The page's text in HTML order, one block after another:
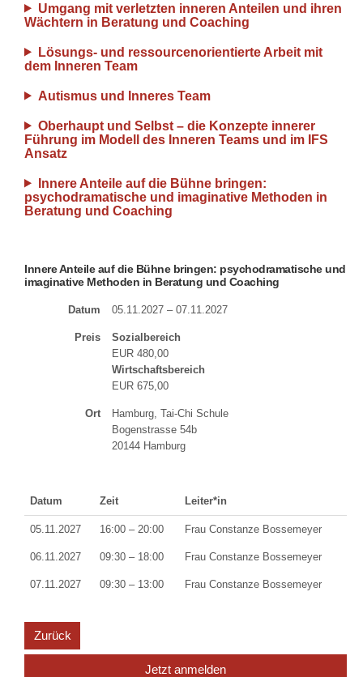
Umgang mit verletzten inneren Anteilen und ihren
Wächtern in Beratung und Coaching
Lösungs- und ressourcenorientierte Arbeit mit
dem Inneren Team
Autismus und Inneres Team
Oberhaupt und Selbst – die Konzepte innerer
Führung im Modell des Inneren Teams und im IFS
Ansatz
Innere Anteile auf die Bühne bringen:
psychodramatische und imaginative Methoden in
Beratung und Coaching
Innere Anteile auf die Bühne bringen: psychodramatische und
imaginative Methoden in Beratung und Coaching
Datum 05.11.2027 – 07.11.2027
Preis
Sozialbereich
EUR 480,00
Wirtschaftsbereich
EUR 675,00
Ort
Hamburg, Tai-Chi Schule
Bogenstrasse 54b
20144 Hamburg
Datum Zeit Leiter*in
05.11.2027 16:00 – 20:00 Frau Constanze Bossemeyer
06.11.2027 09:30 – 18:00 Frau Constanze Bossemeyer
07.11.2027 09:30 – 13:00 Frau Constanze Bossemeyer
Zurück
Jetzt anmelden